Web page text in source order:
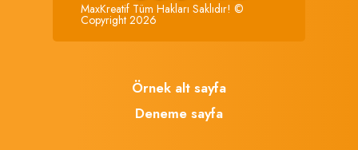
MaxKreatif Tüm Hakları Saklıdır! ©
Copyright 2026
Örnek alt sayfa
Deneme sayfa